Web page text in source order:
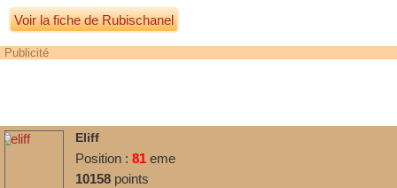
Voir la fiche de Rubischanel
Publicité
Eliff
Position : 81 eme
10158 points